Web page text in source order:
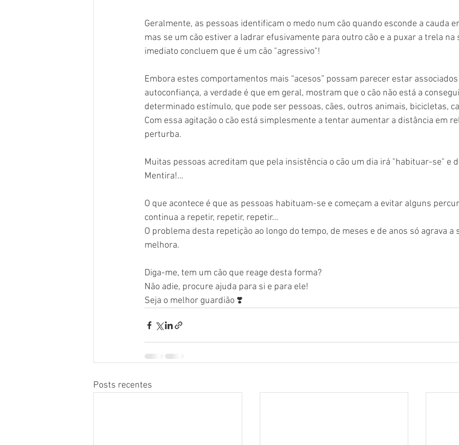
Geralmente, as pessoas identificam o medo num cão quando esconde a cauda
mas se um cão estiver a ladrar efusivamente para outro cão e a puxar a trela na
imediato concluem que é um cão "agressivo"!
Embora estes comportamentos mais “acesos” possam parecer estar
autoconfiança, a verdade é que em geral, mostram que o cão não está a
determinado estímulo, que pode ser pessoas, cães, outros animais, bicicletas,
Com essa agitação o cão está simplesmente a tentar aumentar a distância em
perturba.
Muitas pessoas acreditam que pela insistência o cão um dia irá "habituar-se" e
Mentira!...
O que acontece é que as pessoas habituam-se e começam a evitar alguns
continua a repetir, repetir, repetir...
O problema desta repetição ao longo do tempo, de meses e de anos só agrava a
melhora.
Diga-me, tem um cão que reage desta forma?
Não adie, procure ajuda para si e para ele!
Seja o melhor guardião ❣️
Posts recentes